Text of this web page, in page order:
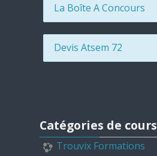
La Boîte A Concours
Devis Atsem 72
Catégories de cours
Trouvix Formations